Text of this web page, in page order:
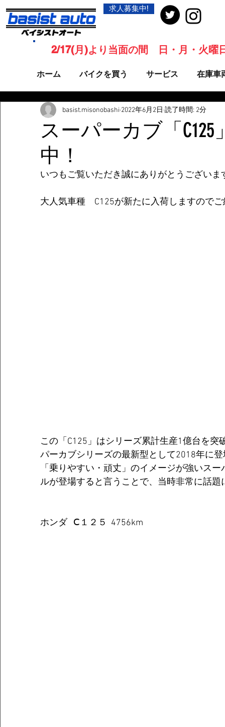
求人募集中!
ホーム バイクを買う サービス 在庫車
2/17(月)より当面の間 日・月・火曜
スーパーカブ「
中！
basist.misonobashi 2022年6月2日 読了時間: 2分
いつもご覧いただき誠にありがとうございま
大人気車種　C125が新たに入荷しますので
この「C125」はシリーズ累計生産1億台を突
パーカブシリーズの最新型として2018年に
「乗りやすい・頑丈」のイメージが強いス
ルが登場すると言うことで、当時非常に話題
ホンダ   Ⅽ１２５  4756km